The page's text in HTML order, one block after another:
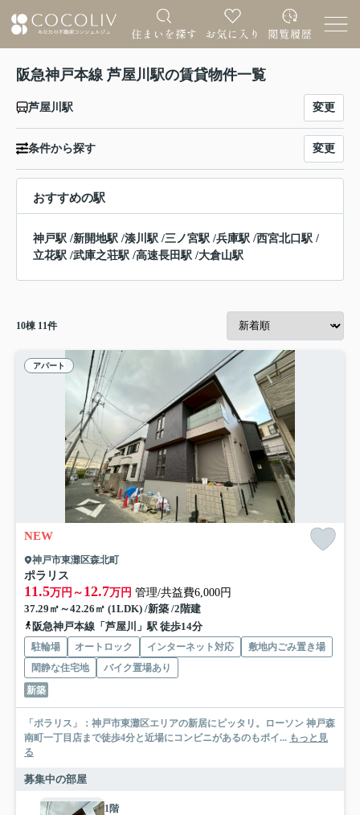
阪急神戸本線 芦屋川駅の賃貸物件一覧
芦屋川駅 変更
条件から探す 変更
おすすめの駅
神戸駅 /新開地駅 /湊川駅 /三ノ宮駅 /兵庫駅 /西宮北口駅 /
立花駅 /武庫之荘駅 /高速長田駅 /大倉山駅
10棟 11件
アパート
NEW
神戸市東灘区森北町
ポラリス
11.5万円～ 12.7万円 管理/共益費6,000円
37.29㎡～42.26㎡ (1LDK) /新築 /2階建
阪急神戸本線「芦屋川」駅 徒歩14分
駐輪場 オートロック インターネット対応
敷地内ごみ置き場
閑静な住宅地
バイク置場あり
新築
「ポラリス」：神戸市東灘区エリアの新居にピッタリ。ローソン 神戸森
南町一丁目店まで徒歩4分と近場にコンビニがあるのもポイ... もっと見
る
募集中の部屋
1階